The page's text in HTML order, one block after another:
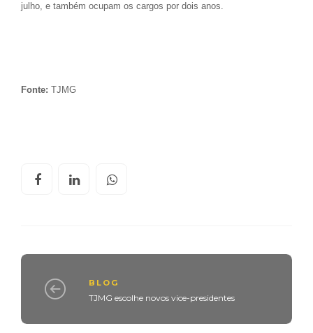
julho, e também ocupam os cargos por dois anos.
Fonte: TJMG
BLOG
TJMG escolhe novos vice-presidentes